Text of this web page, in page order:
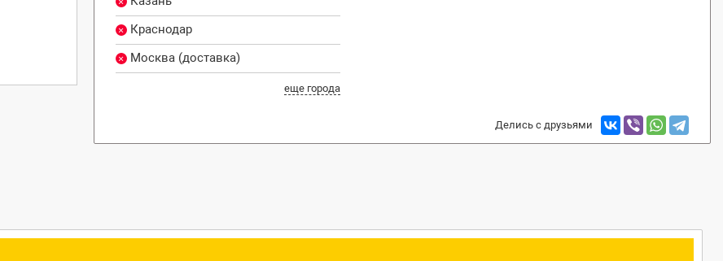
Краснодар
Москва (доставка)
еще города
Делись с друзьями